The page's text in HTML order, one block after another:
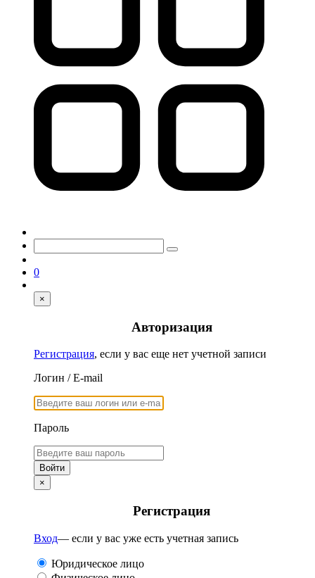
0
×
Авторизация
Регистрация, если у вас еще нет учетной записи
Логин / E-mail
Пароль
×
Регистрация
Вход— если у вас уже есть учетная запись
Юридическое лицо